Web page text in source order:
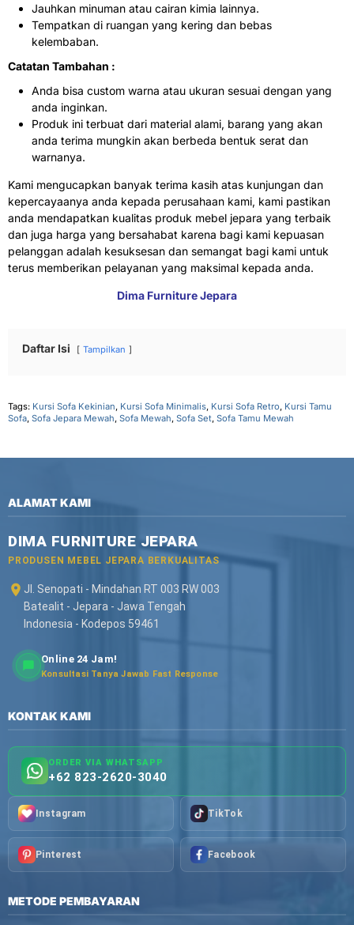
Jauhkan minuman atau cairan kimia lainnya.
Tempatkan di ruangan yang kering dan bebas
kelembaban.
Catatan Tambahan :
Anda bisa custom warna atau ukuran sesuai dengan yang
anda inginkan.
Produk ini terbuat dari material alami, barang yang akan
anda terima mungkin akan berbeda bentuk serat dan
warnanya.
Kami mengucapkan banyak terima kasih atas kunjungan dan
kepercayaanya anda kepada perusahaan kami, kami pastikan
anda mendapatkan kualitas produk mebel jepara yang terbaik
dan juga harga yang bersahabat karena bagi kami kepuasan
pelanggan adalah kesuksesan dan semangat bagi kami untuk
terus memberikan pelayanan yang maksimal kepada anda.
Dima Furniture Jepara
Daftar Isi Tampilkan
Tags: Kursi Sofa Kekinian, Kursi Sofa Minimalis, Kursi Sofa Retro, Kursi Tamu
Sofa, Sofa Jepara Mewah, Sofa Mewah, Sofa Set, Sofa Tamu Mewah
ALAMAT KAMI
DIMA FURNITURE JEPARA
PRODUSEN MEBEL JEPARA BERKUALITAS
Jl. Senopati - Mindahan RT 003 RW 003
Batealit - Jepara - Jawa Tengah
Indonesia - Kodepos 59461
Online 24 Jam!
Konsultasi Tanya Jawab Fast Response
KONTAK KAMI
ORDER VIA WHATSAPP
+62 823-2620-3040
Instagram TikTok
Pinterest Facebook
METODE PEMBAYARAN